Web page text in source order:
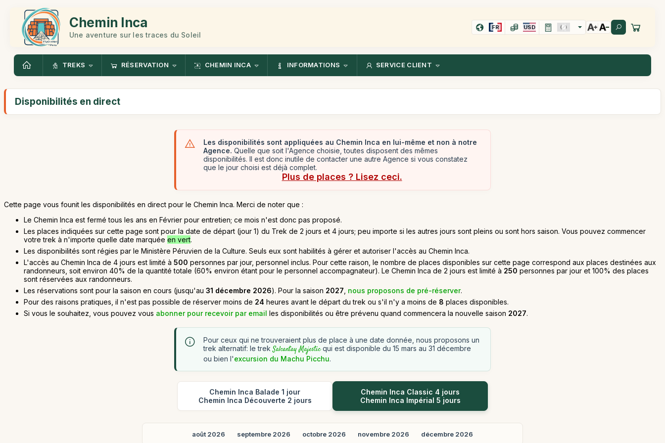
Chemin Inca
Une aventure sur les traces du Soleil
FR USD
TREKS RÉSERVATION CHEMIN INCA INFORMATIONS SERVICE CLIENT
Disponibilités en direct
Les disponibilités sont appliquées au Chemin Inca en lui-même et non à notre
Agence. Quelle que soit l'Agence choisie, toutes disposent des mêmes
disponibilités. Il est donc inutile de contacter une autre Agence si vous constatez
que le jour choisi est déjà complet.
Plus de places ? Lisez ceci.
Cette page vous founit les disponibilités en direct pour le Chemin Inca. Merci de noter que :
Le Chemin Inca est fermé tous les ans en Février pour entretien; ce mois n'est donc pas proposé.
Les places indiquées sur cette page sont pour la date de départ (jour 1) du Trek de 2 jours et 4 jours; peu importe si les autres jours sont pleins ou sont hors saison. Vous pouvez commencer
votre trek à n'importe quelle date marquée en vert.
Les disponibilités sont régies par le Ministère Péruvien de la Culture. Seuls eux sont habilités à gérer et autoriser l'accès au Chemin Inca.
L'accès au Chemin Inca de 4 jours est limité à 500 personnes par jour, personnel inclus. Pour cette raison, le nombre de places disponibles sur cette page correspond aux places destinées aux
randonneurs, soit environ 40% de la quantité totale (60% environ étant pour le personnel accompagnateur). Le Chemin Inca de 2 jours est limité à 250 personnes par jour et 100% des places
sont réservées aux randonneurs.
Les réservations sont pour la saison en cours (jusqu'au 31 décembre 2026). Pour la saison 2027 nous proposons de pré-réserver.
Pour des raisons pratiques, il n'est pas possible de réserver moins de 24 heures avant le départ du trek ou s'il n'y a moins de 8 places disponibles.
Si vous le souhaitez, vous pouvez vous abonner pour recevoir par email les disponibilités ou être prévenu quand commencera la nouvelle saison 2027.
Pour ceux qui ne trouveraient plus de place à une date donnée, nous proposons un
trek alternatif: le trek Salcantay Majesticqui est disponible du 15 mars au 31 décembre
ou bien l'excursion du Machu Picchu.
Chemin Inca Balade 1 jour
Chemin Inca Découverte 2 jours
Chemin Inca Classic 4 jours
Chemin Inca Impérial 5 jours
août 2026 septembre 2026 octobre 2026 novembre 2026 décembre 2026